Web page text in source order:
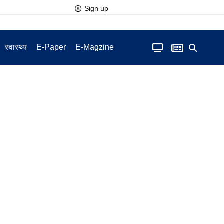
Sign up
स्वास्थ्य E-Paper E-Magzine